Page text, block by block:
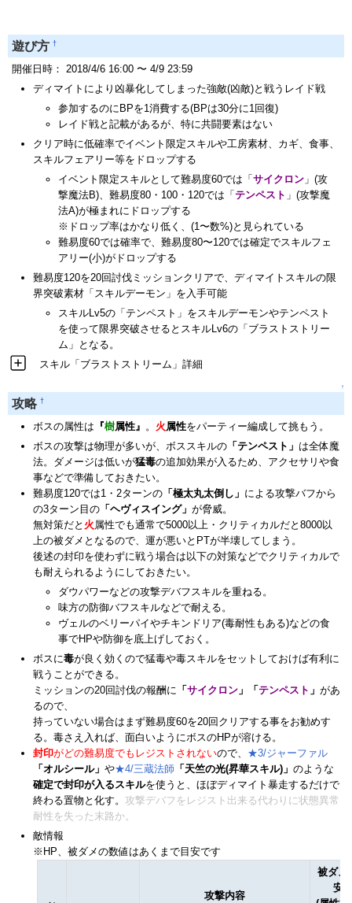
遊び方 †
開催日時： 2018/4/6 16:00 〜 4/9 23:59
ディマイトにより凶暴化してしまった強敵(凶敵)と戦うレイド戦
参加するのにBPを1消費する(BPは30分に1回復)
レイド戦と記載があるが、特に共闘要素はない
クリア時に低確率でイベント限定スキルや工房素材、カギ、食事、
スキルフェアリー等をドロップする
イベント限定スキルとして難易度60では「 サイクロン 」(攻
撃魔法B)、難易度80・100・120では「 テンペスト 」(攻撃魔
法A)が極まれにドロップする
※ドロップ率はかなり低く、(1〜数%)と見られている
難易度60では確率で、難易度80〜120では確定でスキルフェ
アリー(小)がドロップする
難易度120を20回討伐ミッションクリアで、ディマイトスキルの限
界突破素材「スキルデーモン」を入手可能
スキルLv5の「テンペスト」をスキルデーモンやテンペスト
を使って限界突破させるとスキルLv6の「ブラストストリー
ム」となる。
スキル「ブラストストリーム」詳細
↑
攻略 †
ボスの属性は 『樹属性』 。 火属性をパーティー編成して挑もう。
ボスの攻撃は物理が多いが、ボススキルの 「テンペスト」 は全体魔
法。ダメージは低いが猛毒の追加効果が入るため、アクセサリや食
事などで準備しておきたい。
難易度120では1・2ターンの 「極太丸太倒し」 による攻撃バフから
の3ターン目の 「ヘヴィスイング」 が脅威。
無対策だと 火属性でも通常で5000以上・クリティカルだと8000以
上の被ダメとなるので、運が悪いとPTが半壊してしまう。
後述の封印を使わずに戦う場合は以下の対策などでクリティカルで
も耐えられるようにしておきたい。
ダウパワーなどの攻撃デバフスキルを重ねる。
味方の防御バフスキルなどで耐える。
ヴェルのベリーパイやチキンドリア(毒耐性もある)などの食
事でHPや防御を底上げしておく。
ボスに毒が良く効くので猛毒や毒スキルをセットしておけば有利に
戦うことができる。
ミッションの20回討伐の報酬に 「 サイクロン 」「 テンペスト 」 があ
るので、
持っていない場合はまず難易度60を20回クリアする事をお勧めす
る。毒さえ入れば、面白いようにボスのHPが溶ける。
封印がどの難易度でもレジストされないので、 ★3/ジャーファル
「オルシール」 や★4/三蔵法師 「天竺の光(昇華スキル)」 のような
確定で封印が入るスキルを使うと、ほぼディマイト暴走するだけで
終わる置物と化す。 攻撃デバフをレジスト出来る代わりに状態異常
耐性を失った末路か。
敵情報
※HP、被ダメの数値はあくまで目安です
攻撃内容
被ダメ
安